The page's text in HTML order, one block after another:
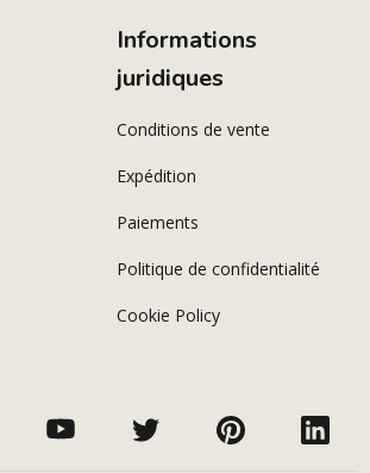
Informations
juridiques
Conditions de vente
Expédition
Paiements
Politique de confidentialité
Cookie Policy